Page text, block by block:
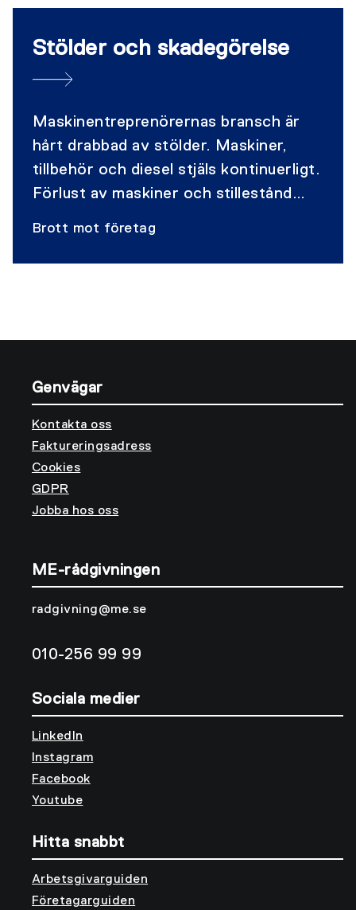
Stölder och skadegörelse
Maskinentreprenörernas bransch är
hårt drabbad av stölder. Maskiner,
tillbehör och diesel stjäls kontinuerligt.
Förlust av maskiner och stillestånd
och säkra bevis.
Brott mot företag
Genvägar
Kontakta oss
Faktureringsadress
Cookies
GDPR
Jobba hos oss
ME-rådgivningen
radgivning@me.se
010-256 99 99
Sociala medier
LinkedIn
Instagram
Facebook
Youtube
Hitta snabbt
Arbetsgivarguiden
Företagarguiden